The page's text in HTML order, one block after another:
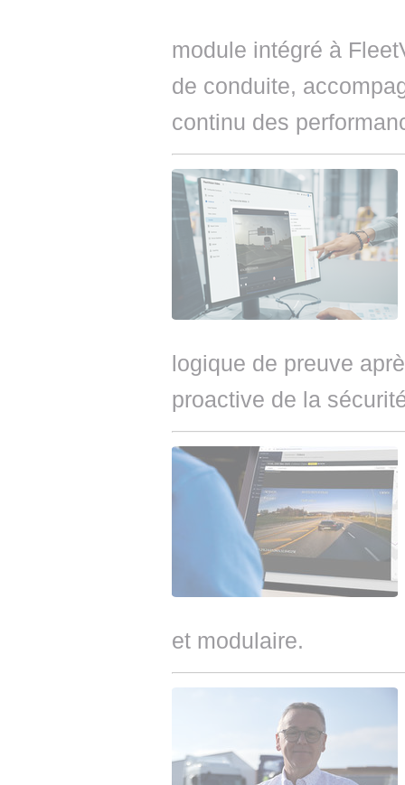
module intégré à
de conduite,
continu des
logique de preuve
proactive de la
et modulaire.